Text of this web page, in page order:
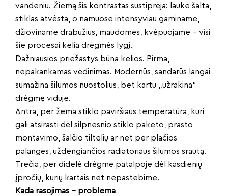
vandeniu. Žiemą šis kontrastas sustiprėja: lauke šalta,
stiklas atvėsta, o namuose intensyviau gaminame,
džioviname drabužius, maudomės, kvėpuojame – visi
šie procesai kelia drėgmės lygį.
Dažniausios priežastys būna kelios. Pirma,
nepakankamas vėdinimas. Modernūs, sandarūs langai
sumažina šilumos nuostolius, bet kartu „užrakina“
drėgmę viduje.
Antra, per žema stiklo paviršiaus temperatūra, kuri
gali atsirasti dėl silpnesnio stiklo paketo, prasto
montavimo, šalčio tiltelių ar net per plačios
palangės, uždengiančios radiatoriaus šilumos srautą.
Trečia, per didelė drėgmė patalpoje dėl kasdienių
įpročių, kurių kartais net nepastebime.
Kada rasojimas – problema